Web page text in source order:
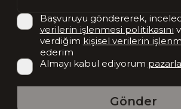
Başvuruyu göndererek,
verilerin işlenmesi politikasını
verdiğim kişisel verilerin
ederim
Almayı kabul ediyorum
Gönder